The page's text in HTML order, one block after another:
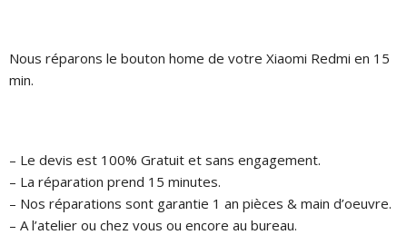
Nous réparons le bouton home de votre Xiaomi Redmi en 15
min.
– Le devis est 100% Gratuit et sans engagement.
– La réparation prend 15 minutes.
– Nos réparations sont garantie 1 an pièces & main d’oeuvre.
– A l’atelier ou chez vous ou encore au bureau.